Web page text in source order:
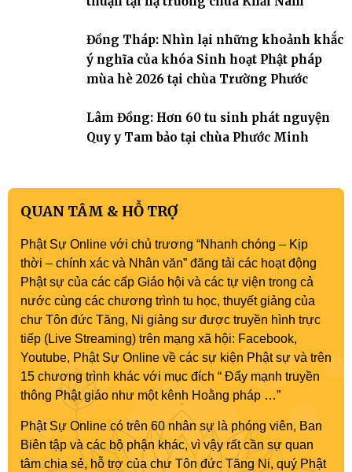
Đồng Tháp: Nhìn lại những khoảnh khắc
ý nghĩa của khóa Sinh hoạt Phật pháp
mùa hè 2026 tại chùa Trường Phước
Lâm Đồng: Hơn 60 tu sinh phát nguyện
Quy y Tam bảo tại chùa Phước Minh
QUAN TÂM & HỖ TRỢ
Phật Sự Online với chủ trương “Nhanh chóng – Kịp
thời – chính xác và Nhân văn” đăng tải các hoạt động
Phật sự của các cấp Giáo hội và các tự viện trong cả
nước cùng các chương trình tu học, thuyết giảng của
chư Tôn đức Tăng, Ni giảng sư được truyền hình trực
tiếp (Live Streaming) trên mạng xã hội: Facebook,
Youtube, Phật Sự Online về các sự kiện Phật sự và trên
15 chương trình khác với mục đích “ Đẩy mạnh truyền
thông Phật giáo như một kênh Hoằng pháp …”
Phật Sự Online có trên 60 nhân sự là phóng viên, Ban
Biên tập và các bộ phận khác, vì vậy rất cần sự quan
tâm chia sẻ, hỗ trợ của chư Tôn đức Tăng Ni, quý Phật